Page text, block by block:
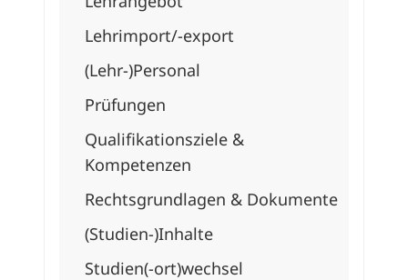
Lehrimport/-export
(Lehr-)Personal
Prüfungen
Qualifikationsziele &
Kompetenzen
Rechtsgrundlagen & Dokumente
(Studien-)Inhalte
Studien(-ort)wechsel